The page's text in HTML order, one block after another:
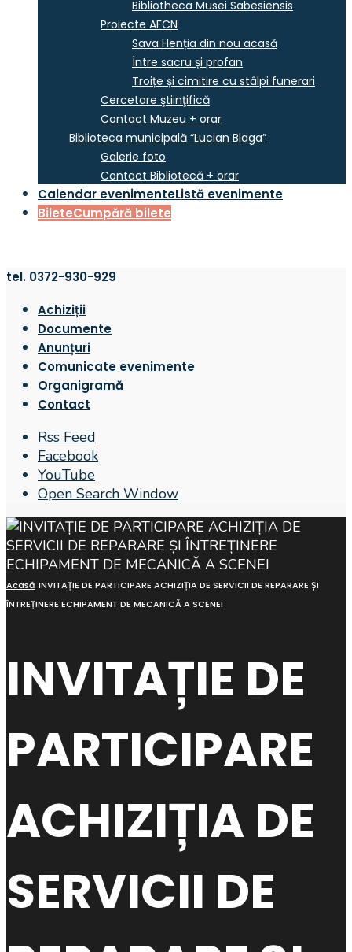
Bibliotheca Musei Sabesiensis
Proiecte AFCN
Sava Henția din nou acasă
Între sacru și profan
Troițe și cimitire cu stâlpi funerari
Cercetare ştiinţifică
Contact Muzeu + orar
Biblioteca municipală “Lucian Blaga”
Galerie foto
Contact Bibliotecă + orar
Calendar evenimenteListă evenimente
BileteCumpără bilete
tel. 0372-930-929
Achiziții
Documente
Anunțuri
Comunicate evenimente
Organigramă
Contact
Rss Feed
Facebook
YouTube
Open Search Window
Acasă INVITAȚIE DE PARTICIPARE ACHIZIȚIA DE SERVICII DE REPARARE ȘI
ÎNTREȚINERE ECHIPAMENT DE MECANICĂ A SCENEI
INVITAȚIE DE
PARTICIPARE
ACHIZIȚIA DE
SERVICII DE